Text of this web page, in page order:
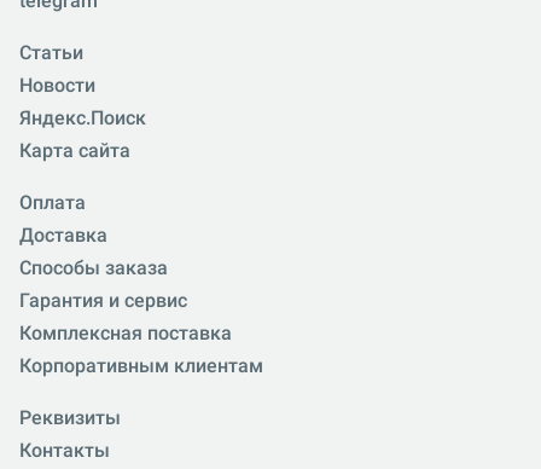
Статьи
Новости
Яндекс.Поиск
Карта сайта
Оплата
Доставка
Способы заказа
Гарантия и сервис
Комплексная поставка
Корпоративным клиентам
Реквизиты
Контакты